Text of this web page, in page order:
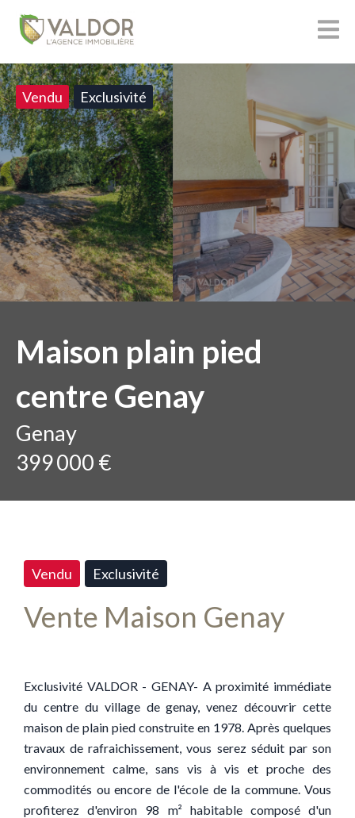
Vendu Exclusivité
Maison plain pied
centre Genay
Genay
399 000 €
Vendu Exclusivité
Vente Maison Genay
Exclusivité VALDOR - GENAY- A proximité immédiate
du centre du village de genay, venez découvrir cette
maison de plain pied construite en 1978. Après quelques
travaux de rafraichissement, vous serez séduit par son
environnement calme, sans vis à vis et proche des
commodités ou encore de l'école de la commune. Vous
profiterez d'environ 98 m² habitable composé d'un